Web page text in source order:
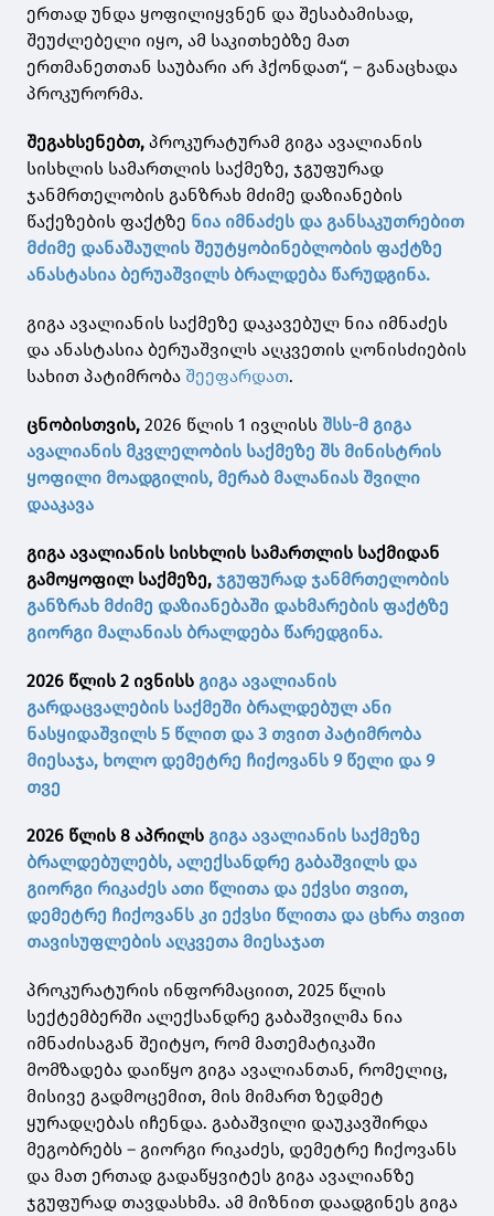
ერთად უნდა ყოფილიყვნენ და შესაბამისად,
შეუძლებელი იყო, ამ საკითხებზე მათ
ერთმანეთთან საუბარი არ ჰქონდათ“, – განაცხადა
პროკურორმა.
შეგახსენებთ, პროკურატურამ გიგა ავალიანის
სისხლის სამართლის საქმეზე, ჯგუფურად
ჯანმრთელობის განზრახ მძიმე დაზიანების
წაქეზების ფაქტზე ნია იმნაძეს და განსაკუთრებით
მძიმე დანაშაულის შეუტყობინებლობის ფაქტზე
ანასტასია ბერუაშვილს ბრალდება წარუდგინა.
გიგა ავალიანის საქმეზე დაკავებულ ნია იმნაძეს
და ანასტასია ბერუაშვილს აღკვეთის ღონისძიების
სახით პატიმრობა შეეფარდათ.
ცნობისთვის, 2026 წლის 1 ივლისს შსს-მ გიგა
ავალიანის მკვლელობის საქმეზე შს მინისტრის
ყოფილი მოადგილის, მერაბ მალანიას შვილი
დააკავა
გიგა ავალიანის სისხლის სამართლის საქმიდან
გამოყოფილ საქმეზე, ჯგუფურად ჯანმრთელობის
განზრახ მძიმე დაზიანებაში დახმარების ფაქტზე
გიორგი მალანიას ბრალდება წარედგინა.
2026 წლის 2 ივნისს გიგა ავალიანის
გარდაცვალების საქმეში ბრალდებულ ანი
ნასყიდაშვილს 5 წლით და 3 თვით პატიმრობა
მიესაჯა, ხოლო დემეტრე ჩიქოვანს 9 წელი და 9
თვე
2026 წლის 8 აპრილს გიგა ავალიანის საქმეზე
ბრალდებულებს, ალექსანდრე გაბაშვილს და
გიორგი რიკაძეს ათი წლითა და ექვსი თვით,
დემეტრე ჩიქოვანს კი ექვსი წლითა და ცხრა თვით
თავისუფლების აღკვეთა მიესაჯათ
პროკურატურის ინფორმაციით, 2025 წლის
სექტემბერში ალექსანდრე გაბაშვილმა ნია
იმნაძისაგან შეიტყო, რომ მათემატიკაში
მომზადება დაიწყო გიგა ავალიანთან, რომელიც,
მისივე გადმოცემით, მის მიმართ ზედმეტ
ყურადღებას იჩენდა. გაბაშვილი დაუკავშირდა
მეგობრებს – გიორგი რიკაძეს, დემეტრე ჩიქოვანს
და მათ ერთად გადაწყვიტეს გიგა ავალიანზე
ჯგუფურად თავდასხმა. ამ მიზნით დაადგინეს გიგა